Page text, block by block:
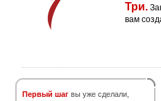
Три.
вам
Первый шаг вы уже сделали,